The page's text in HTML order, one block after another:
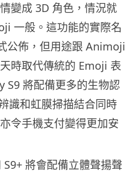
變成 3D 角色，情況就
一般。這功能的實際名
公佈，但用途跟 Animoji
時取代傳統的 Emoji 表
S9 將配備更多的生物認
識和虹膜掃描結合同時
令手機支付變得更加安
將會配備立體聲揚聲